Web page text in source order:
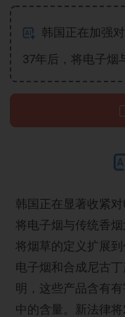
韩国正在加强
37年后，将电子烟
韩国正在显著收紧
将电子烟与传统香
将烟草的定义扩展
电子烟和合成尼古
明，这些产品含有
中的含量。新法律